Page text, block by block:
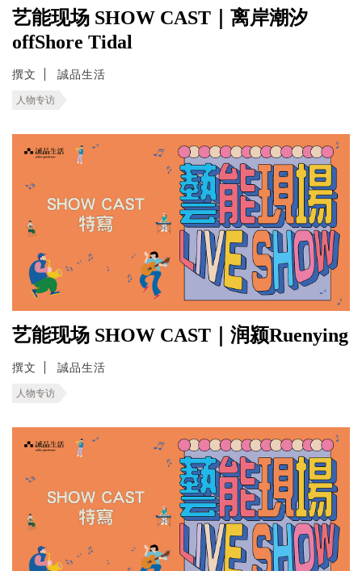
艺能现场 SHOW CAST｜离岸潮汐
offShore Tidal
撰文 誠品生活
人物专访
艺能现场 SHOW CAST｜润颍Ruenying
撰文 誠品生活
人物专访